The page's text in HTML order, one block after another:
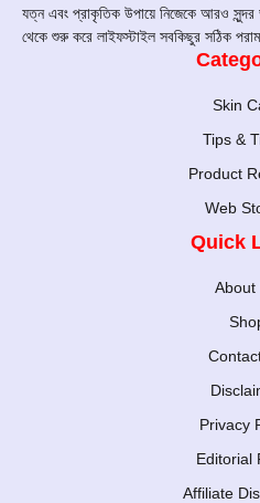
যত্ন এবং প্রাকৃতিক উপায়ে নিজেকে আরও
থেকে শুরু করে লাইফস্টাইল সবকিছুর সঠিক
Skin
Tips &
Product
Web
Quick
About
Privacy
Editorial
Affiliate